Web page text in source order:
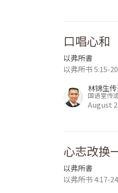
口唱心和
以弗所書
以弗所书 5:15-20
林锦生
国语堂传
August
心志改换
以弗所書
以弗所书 4:17-24